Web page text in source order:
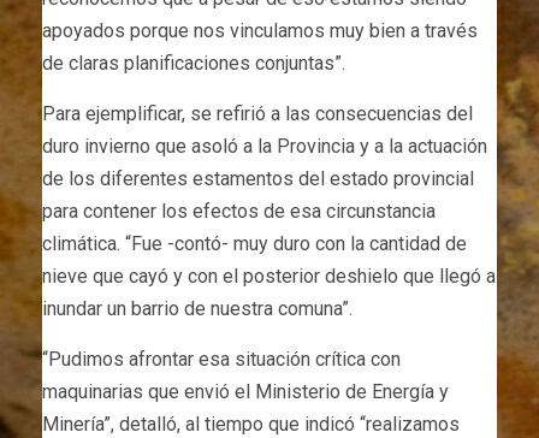
apoyados porque nos vinculamos muy bien a través
de claras planificaciones conjuntas”.
Para ejemplificar, se refirió a las consecuencias del
duro invierno que asoló a la Provincia y a la actuación
de los diferentes estamentos del estado provincial
para contener los efectos de esa circunstancia
climática. “Fue -contó- muy duro con la cantidad de
nieve que cayó y con el posterior deshielo que llegó a
inundar un barrio de nuestra comuna”.
“Pudimos afrontar esa situación crítica con
maquinarias que envió el Ministerio de Energía y
Minería”, detalló, al tiempo que indicó “realizamos